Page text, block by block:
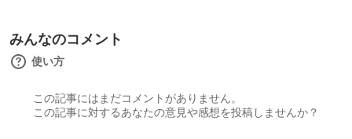
みんなのコメント
使い方
この記事にはまだコメントがありません。
この記事に対するあなたの意見や感想を投稿しませんか？